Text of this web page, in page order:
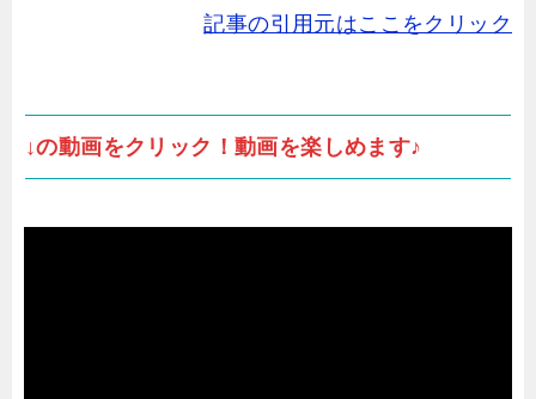
記事の引用元はここをクリック
↓の動画をクリック！動画を楽しめます♪